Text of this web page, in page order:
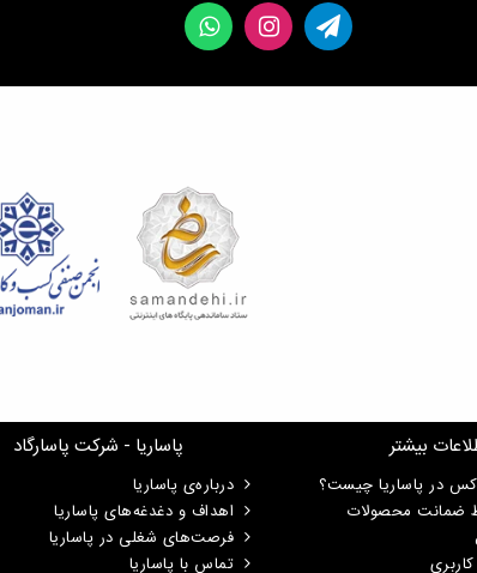
بیشتر
در پاساریا چیست؟
ضمانت محصولات
پاساریا - شرکت پاسارگاد
درباره‌ی پاساریا
اهداف و دغدغه‌های پاساریا
فرصت‌های شغلی در پاساریا
تماس با پاساریا